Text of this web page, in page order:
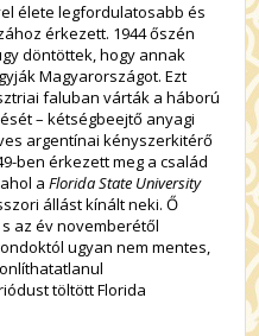
élete legfordulatosabb és
érkezett. 1944 őszén
döntöttek, hogy annak
Magyarországot. Ezt
faluban várták a háború
– kétségbeejtő anyagi
argentínai kényszerkitérő
ben érkezett meg a család
ahol aFlorida State University
állást kínált neki. Ő
az év novemberétől
ugyan nem mentes,
töltött Florida